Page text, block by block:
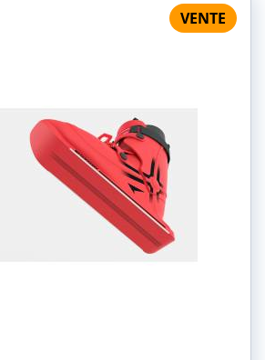
VENTE